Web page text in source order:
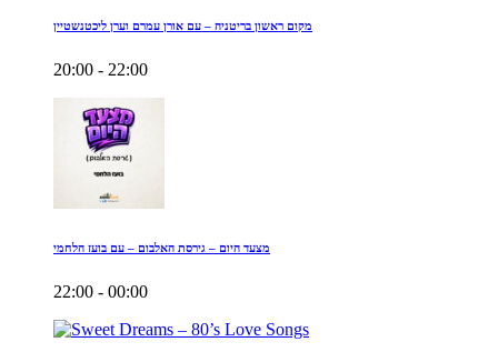
מקום ראשון בריטניה – עם אורן עמרם וערן ליכטנשטיין
20:00 - 22:00
מצעד היום – גירסת האלבום – עם בועז הלחמי
22:00 - 00:00